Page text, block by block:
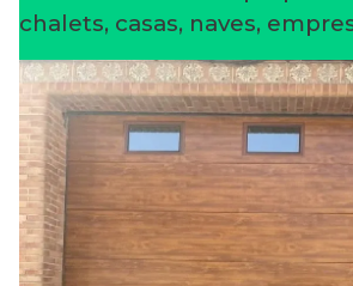
chalets, casas, naves,